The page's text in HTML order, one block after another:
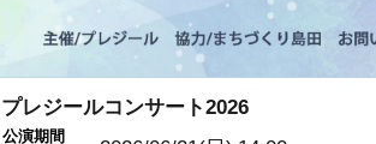
プレジールコンサート2026
公演期間